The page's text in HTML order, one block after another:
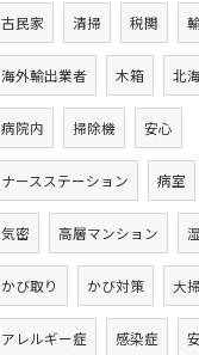
古民家 清掃 税関
海外輸出業者 木箱 北
病院内 掃除機 安心
ナースステーション 病室
気密 高層マンション
かび取り かび対策 大
アレルギー症 感染症